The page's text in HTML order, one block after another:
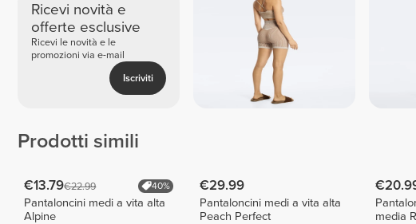
Ricevi novità e
offerte esclusive
Ricevi le novità e le
promozioni via e-mail
Iscriviti
Prodotti simili
€13.79€22.99 40%
Pantaloncini medi a vita alta
Alpine
€29.99
Pantaloncini medi a vita alta
Peach Perfect
media